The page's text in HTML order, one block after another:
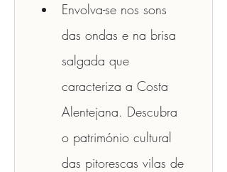
Envolva-se nos sons
das ondas e na brisa
salgada que
caracteriza a Costa
Alentejana. Descubra
o património cultural
das pitorescas vilas de